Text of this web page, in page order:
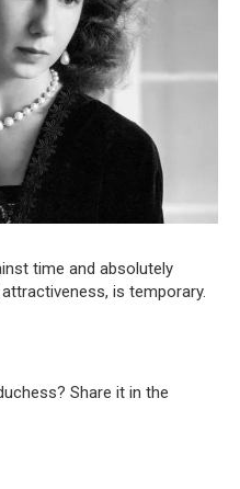
time and absolutely
is temporary.
Share it in the